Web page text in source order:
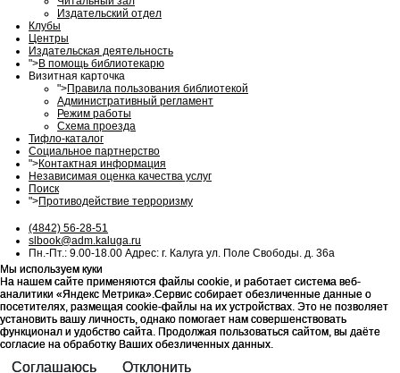
Мы используем куки
На нашем сайте применяются файлы cookie, и работает система веб-
аналитики «Яндекс Метрика».Сервис собирает обезличенные данные о
посетителях, размещая cookie-файлы на их устройствах. Это не позволяет
установить вашу личность, однако помогает нам совершенствовать
функционал и удобство сайта. Продолжая пользоваться сайтом, вы даёте
согласие на обработку Ваших обезличенных данных.
Соглашаюсь Отклонить
Издательский отдел
Клубы
Центры
Издательская деятельность
">В помощь библиотекарю
Визитная карточка
">Правила пользования библиотекой
Административный регламент
Режим работы
Схема проезда
Тифло-каталог
Социальное партнерство
">Контактная информация
Независимая оценка качества услуг
Поиск
">Противодействие терроризму
(4842) 56-28-51
slbook@adm.kaluga.ru
Пн.-Пт.: 9.00-18.00 Адрес: г. Калуга ул. Поле Свободы. д. 36а
Мы используем куки
На нашем сайте применяются файлы cookie, и работает система веб-
аналитики «Яндекс Метрика».Сервис собирает обезличенные данные о
посетителях, размещая cookie-файлы на их устройствах. Это не позволяет
установить вашу личность, однако помогает нам совершенствовать
функционал и удобство сайта. Продолжая пользоваться сайтом, вы даёте
согласие на обработку Ваших обезличенных данных.
Соглашаюсь Отклонить